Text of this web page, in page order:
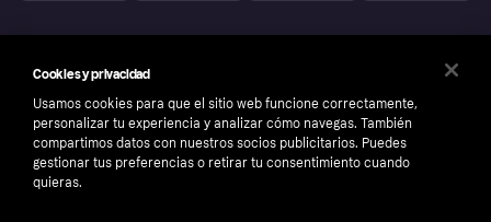
Cookies y privacidad
Usamos cookies para que el sitio web funcione correctamente,
personalizar tu experiencia y analizar cómo navegas. También
compartimos datos con nuestros socios publicitarios. Puedes
gestionar tus preferencias o retirar tu consentimiento cuando
quieras.